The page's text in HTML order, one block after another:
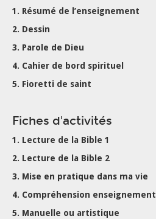
1. Résumé de l’enseignement
2. Dessin
3. Parole de Dieu
4. Cahier de bord spirituel
5. Fioretti de saint
Fiches d'activités
1. Lecture de la Bible 1
2. Lecture de la Bible 2
3. Mise en pratique dans ma vie
4. Compréhension enseignement
5. Manuelle ou artistique